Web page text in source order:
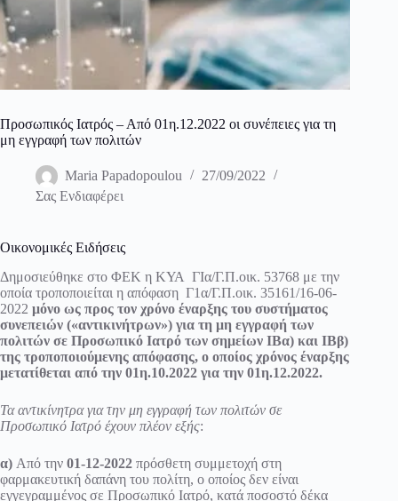
Προσωπικός Ιατρός – Από 01η.12.2022 οι συνέπειες για τη
μη εγγραφή των πολιτών
Maria Papadopoulou
27/09/2022
Σας Ενδιαφέρει
Οικονομικές Ειδήσεις
Δημοσιεύθηκε στο ΦΕΚ η ΚΥΑ ΓΙα/Γ.Π.οικ. 53768 με την
οποία τροποποιείται η απόφαση Γ1α/Γ.Π.οικ. 35161/16-06-
2022 μόνο ως προς τον χρόνο έναρξης του συστήματος
συνεπειών («αντικινήτρων») για τη μη εγγραφή των
πολιτών σε Προσωπικό Ιατρό των σημείων ΙΒα) και ΙΒβ)
της τροποποιούμενης απόφασης, ο οποίος χρόνος έναρξης
μετατίθεται από την 01η.10.2022 για την 01η.12.2022.
Τα αντικίνητρα για την μη εγγραφή των πολιτών σε
Προσωπικό Ιατρό έχουν πλέον εξής:
α) Από την 01-12-2022 πρόσθετη συμμετοχή στη
φαρμακευτική δαπάνη του πολίτη, ο οποίος δεν είναι
εγγεγραμμένος σε Προσωπικό Ιατρό, κατά ποσοστό δέκα